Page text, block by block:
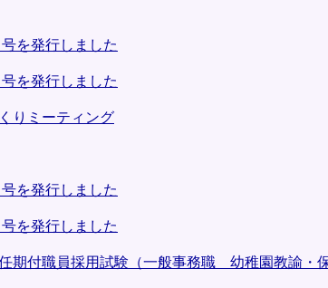
を発行しました
を発行しました
りミーティング
を発行しました
を発行しました
期付職員採用試験（一般事務職 幼稚園教諭・